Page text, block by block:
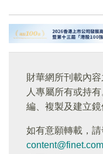
財華網所刊載內
人專屬所有或持
編、複製及建立鏡
如有意願轉載，